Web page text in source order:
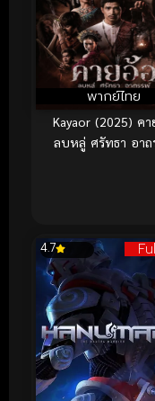
พากย์ไทย
Kayaor (2025) ค
ลบหลู่ ศรัทธา อาถ
4.7